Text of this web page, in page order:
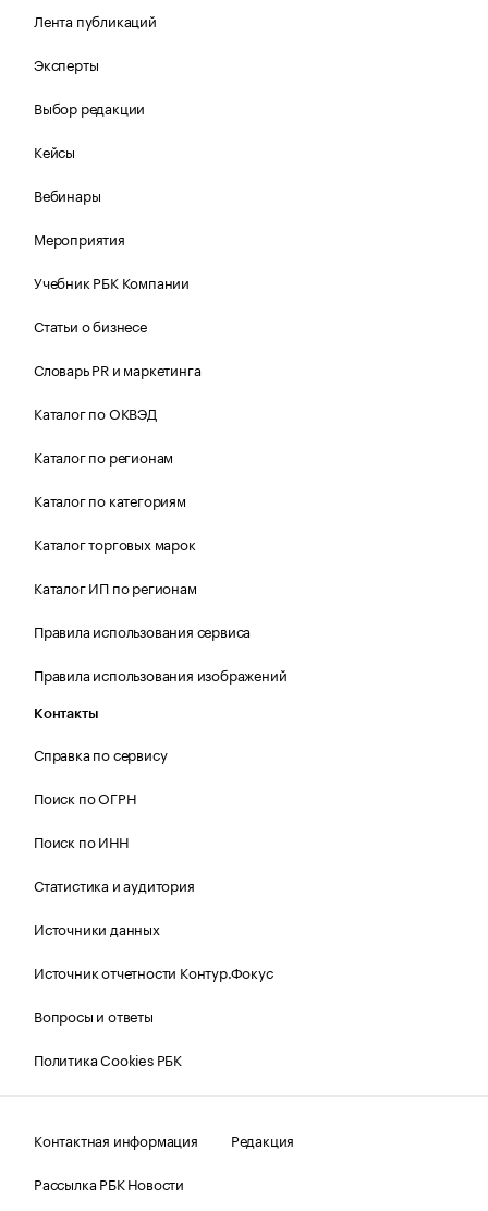
Лента публикаций
Эксперты
Выбор редакции
Кейсы
Вебинары
Мероприятия
Учебник РБК Компании
Статьи о бизнесе
Словарь PR и маркетинга
Каталог по ОКВЭД
Каталог по регионам
Каталог по категориям
Каталог торговых марок
Каталог ИП по регионам
Правила использования сервиса
Правила использования изображений
Контакты
Справка по сервису
Поиск по ОГРН
Поиск по ИНН
Статистика и аудитория
Источники данных
Источник отчетности Контур.Фокус
Вопросы и ответы
Политика Cookies РБК
Контактная информация
Редакция
Рассылка РБК Новости